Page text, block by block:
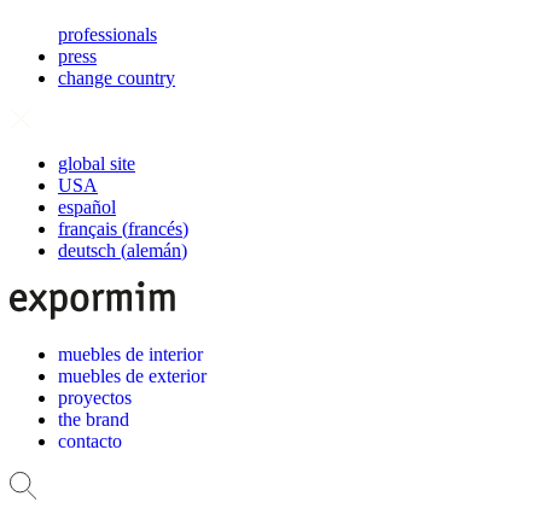
professionals
press
change country
global site
USA
español
français (francés)
deutsch (alemán)
muebles de interior
muebles de exterior
proyectos
the brand
contacto